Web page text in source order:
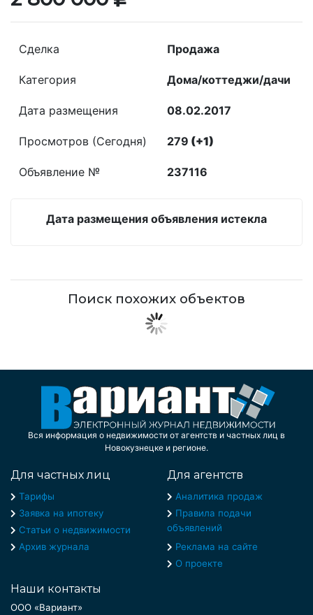
Сделка Продажа
Категория Дома/коттеджи/дачи
Дата размещения 08.02.2017
Просмотров (Сегодня) 279 (+1)
Объявление № 237116
Дата размещения объявления истекла
Поиск похожих объектов
Вся информация о недвижимости от агентств и частных лиц в
Новокузнецке и регионе.
Для частных лиц
Тарифы
Заявка на ипотеку
Статьи о недвижимости
Архив журнала
Для агентств
Аналитика продаж
Правила подачи
объявлений
Реклама на сайте
О проекте
Наши контакты
ООО «Вариант»